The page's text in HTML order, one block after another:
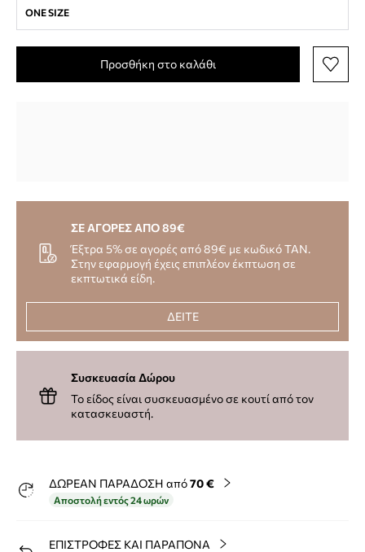
ONE SIZE
Προσθήκη στο καλάθι
ΣΕ ΑΓΟΡΕΣ ΑΠΟ 89€
Έξτρα 5% σε αγορές από 89€ με κωδικό TAN.
Στην εφαρμογή έχεις επιπλέον έκπτωση σε
εκπτωτικά είδη.
ΔΕΙΤΕ
Συσκευασία Δώρου
Το είδος είναι συσκευασμένο σε κουτί από τον
κατασκευαστή.
ΔΩΡΕΑΝ ΠΑΡΑΔΟΣΗ από70 €
Αποστολή εντός 24 ωρών
ΕΠΙΣΤΡΟΦΕΣ ΚΑΙ ΠΑΡΑΠΟΝΑ